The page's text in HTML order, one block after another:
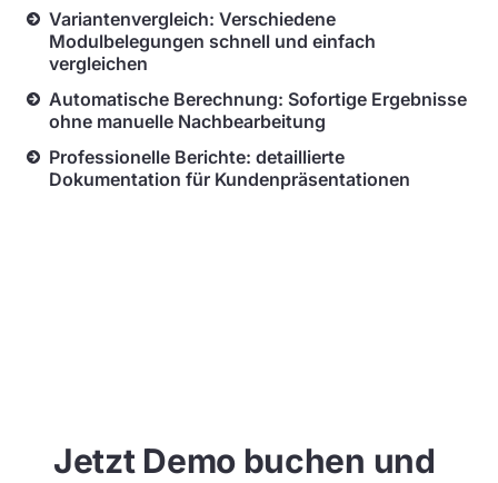
Variantenvergleich: Verschiedene
Modulbelegungen schnell und einfach
vergleichen
Automatische Berechnung: Sofortige Ergebnisse
ohne manuelle Nachbearbeitung
Professionelle Berichte: detaillierte
Dokumentation für Kundenpräsentationen
Jetzt Demo buchen und